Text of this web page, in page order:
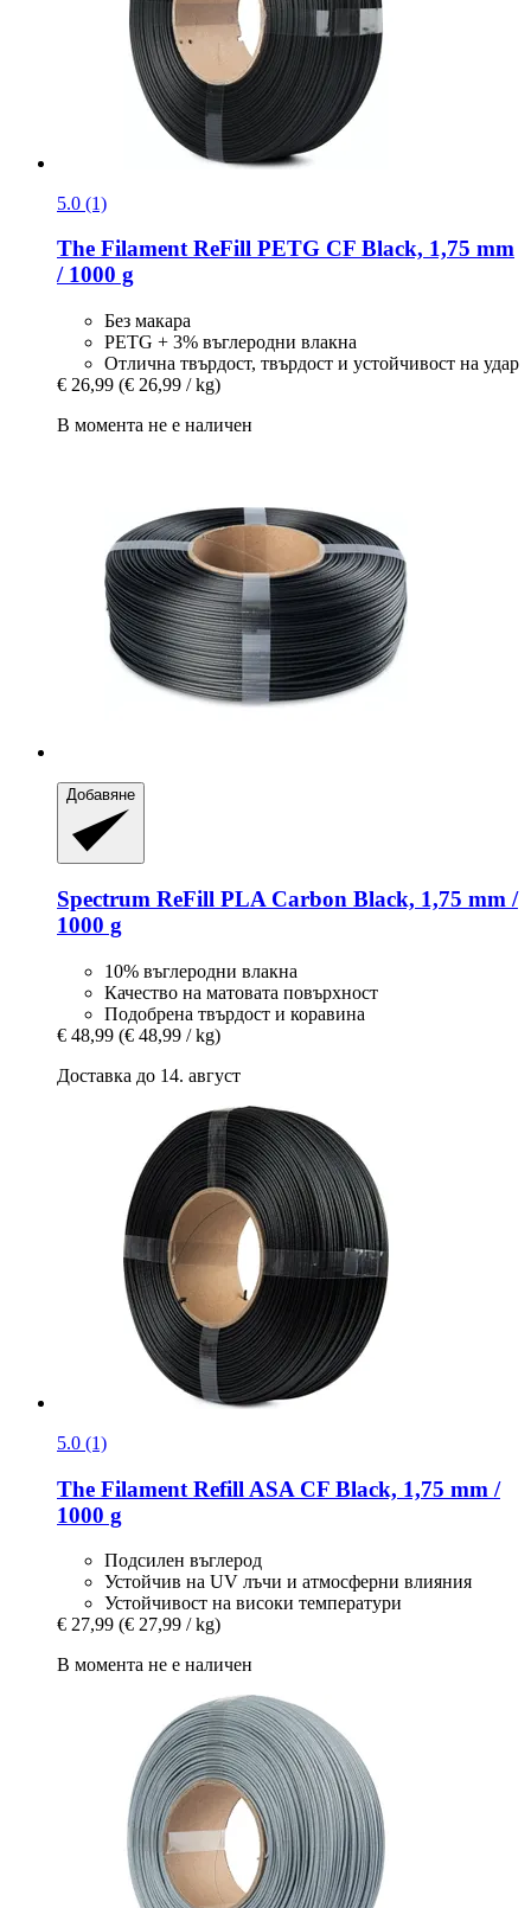
5.0 (1)
The FilamentReFill PETG CF Black, 1,75 mm
/ 1000 g
Без макара
PETG + 3% въглеродни влакна
Отлична твърдост, твърдост и устойчивост на удар
€ 26,99 (€ 26,99 / kg)
В момента не е наличен
Добавяне
Spectrum ReFill PLA Carbon Black, 1,75 mm /
1000 g
10% въглеродни влакна
Качество на матовата повърхност
Подобрена твърдост и коравина
€ 48,99 (€ 48,99 / kg)
Доставка до 14. август
5.0 (1)
The Filament Refill ASA CF Black, 1,75 mm /
1000 g
Подсилен въглерод
Устойчив на UV лъчи и атмосферни влияния
Устойчивост на високи температури
€ 27,99 (€ 27,99 / kg)
В момента не е наличен